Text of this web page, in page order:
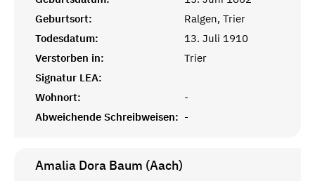
Geburtsort:
Ralgen, Trier
Todesdatum:
13. Juli 1910
Verstorben in:
Trier
Signatur LEA:
Wohnort:
-
Abweichende Schreibweisen: -
Amalia Dora Baum (Aach)